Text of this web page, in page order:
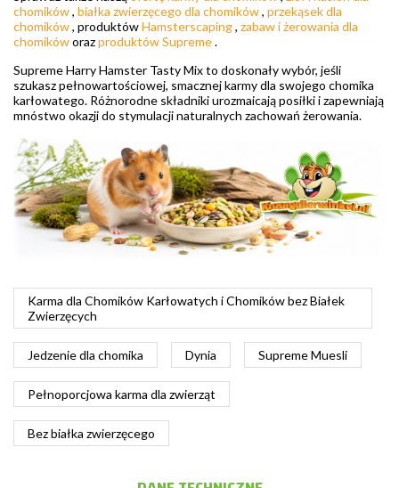
chomików, białka zwierzęcego dla chomików, przekąsek dla
chomików, produktówHamsterscaping, zabaw i żerowania dla
chomikóworazproduktów Supreme.
Supreme Harry Hamster Tasty Mix to doskonały wybór, jeśli
szukasz pełnowartościowej, smacznej karmy dla swojego chomika
karłowatego. Różnorodne składniki urozmaicają posiłki i zapewniają
mnóstwo okazji do stymulacji naturalnych zachowań żerowania.
Karma dla Chomików Karłowatych i Chomików bez Białek
Zwierzęcych
Jedzenie dla chomika Dynia Supreme Muesli
Pełnoporcjowa karma dla zwierząt
Bez białka zwierzęcego